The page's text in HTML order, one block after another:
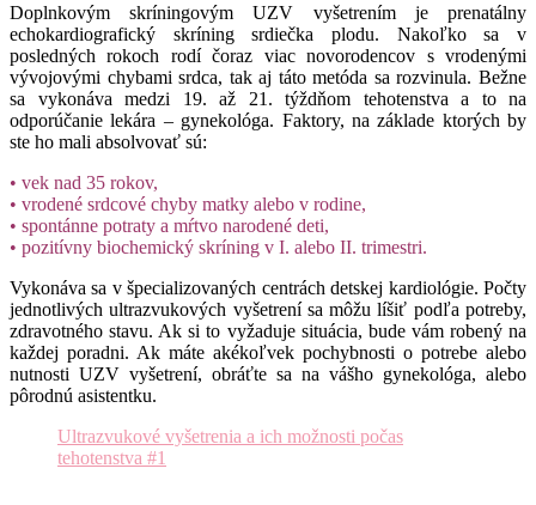
Doplnkovým skríningovým UZV vyšetrením je prenatálny
echokardiografický skríning srdiečka plodu. Nakoľko sa v
posledných rokoch rodí čoraz viac novorodencov s vrodenými
vývojovými chybami srdca, tak aj táto metóda sa rozvinula. Bežne
sa vykonáva medzi 19. až 21. týždňom tehotenstva a to na
odporúčanie lekára – gynekológa. Faktory, na základe ktorých by
ste ho mali absolvovať sú:
• vek nad 35 rokov,
• vrodené srdcové chyby matky alebo v rodine,
• spontánne potraty a mŕtvo narodené deti,
• pozitívny biochemický skríning v I. alebo II. trimestri.
Vykonáva sa v špecializovaných centrách detskej kardiológie. Počty
jednotlivých ultrazvukových vyšetrení sa môžu líšiť podľa potreby,
zdravotného stavu. Ak si to vyžaduje situácia, bude vám robený na
každej poradni. Ak máte akékoľvek pochybnosti o potrebe alebo
nutnosti UZV vyšetrení, obráťte sa na vášho gynekológa, alebo
pôrodnú asistentku.
Ultrazvukové vyšetrenia a ich možnosti počas
tehotenstva #1